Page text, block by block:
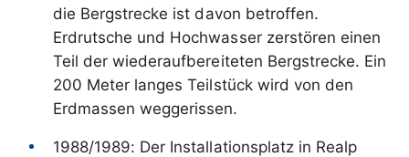
die Bergstrecke ist davon betroffen.
Erdrutsche und Hochwasser zerstören einen
Teil der wiederaufbereiteten Bergstrecke. Ein
200 Meter langes Teilstück wird von den
Erdmassen weggerissen.
1988/1989: Der Installationsplatz in Realp